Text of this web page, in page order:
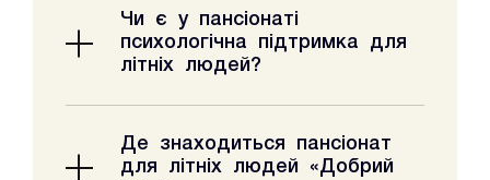
перебування — від кількох днів до
кількох місяців
Чи є у пансіонаті
психологічна підтримка для
літніх людей?
допомагає адаптуватися, знижує
тривожність та покращує емоційний
Де знаходиться пансіонат
для літніх людей «Добрий